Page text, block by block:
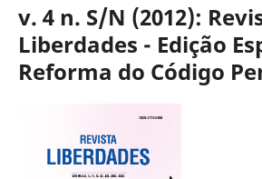
v. 4 n. S/N (2012):
Liberdades - Edição
Reforma do Código